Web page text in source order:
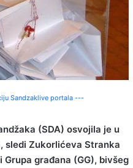
Sandzaklive portala ---
(SDA) osvojila je u
sledi Zukorlićeva Stranka
Grupa građana (GG), bivšeg